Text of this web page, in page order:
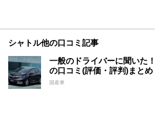
シャトル他の口コミ記事
一般のドライバーに聞いた
の口コミ(評価・評判)まとめ
国産車